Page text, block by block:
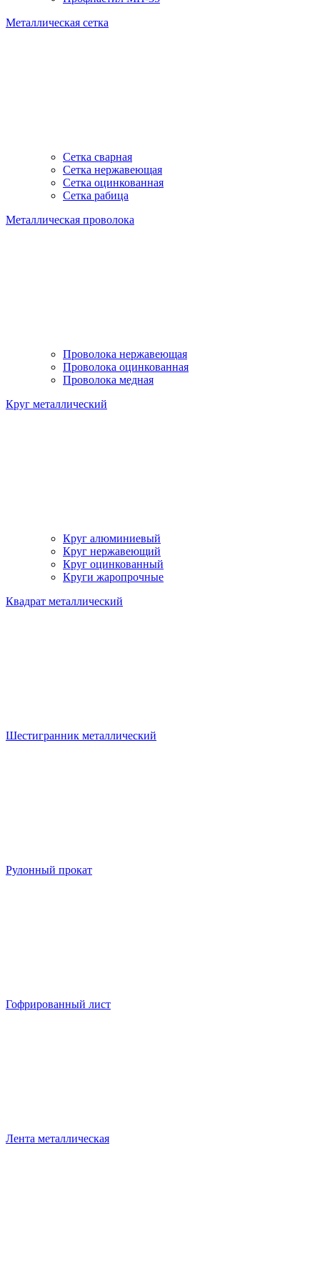
Металлическая сетка
Сетка сварная
Сетка нержавеющая
Сетка оцинкованная
Сетка рабица
Металлическая проволока
Проволока нержавеющая
Проволока оцинкованная
Проволока медная
Круг металлический
Круг алюминиевый
Круг нержавеющий
Круг оцинкованный
Круги жаропрочные
Квадрат металлический
Шестигранник металлический
Рулонный прокат
Гофрированный лист
Лента металлическая